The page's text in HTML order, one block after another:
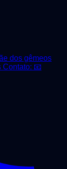
dos gêmeos
Contato: 📧